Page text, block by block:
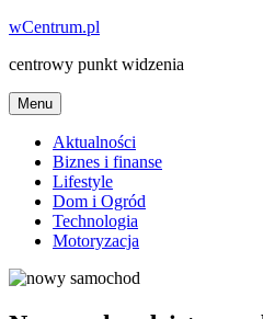
Skip
content
wCentrum.pl
centrowy punkt widzenia
Menu
Aktualności
Biznes i finanse
Lifestyle
Dom i Ogród
Technologia
Motoryzacja